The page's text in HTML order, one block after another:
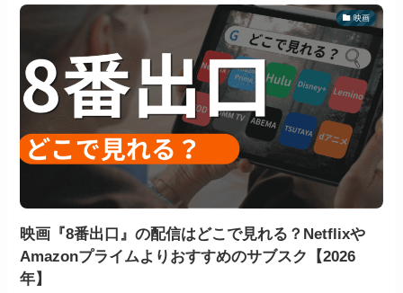
映画
映画『8番出口』の配信はどこで見れる？Netflixや
Amazonプライムよりおすすめのサブスク【2026
年】